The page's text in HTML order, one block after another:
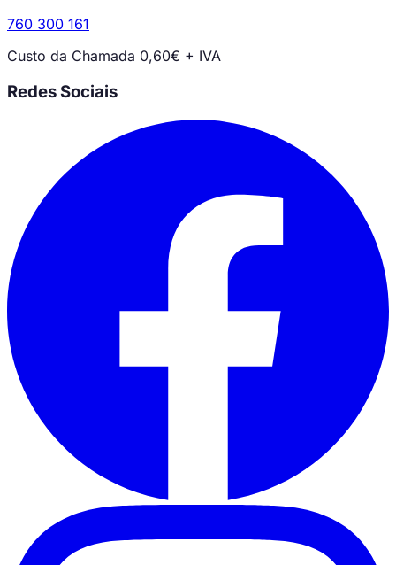
760 300 161
Custo da Chamada 0,60€ + IVA
Redes Sociais